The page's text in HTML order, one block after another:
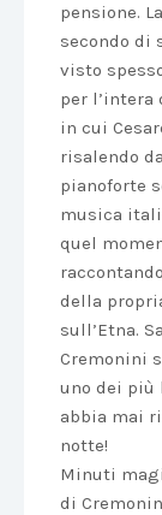
pensione.
secondo di
visto
per l’intera
in cui
risalendo
pianoforte
musica
quel
della
sull’Etna.
Cremonini
uno dei più
abbia mai
notte!
Minuti
di